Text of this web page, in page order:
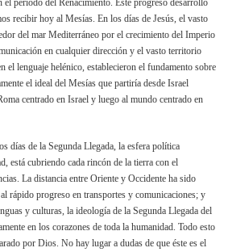
el período del Renacimiento. Este progreso desarrolló
recibir hoy al Mesías. En los días de Jesús, el vasto
del mar Mediterráneo por el crecimiento del Imperio
en cualquier dirección y el vasto territorio
el lenguaje helénico, establecieron el fundamento sobre
el ideal del Mesías que partiría desde Israel
centrado en Israel y luego al mundo centrado en
días de la Segunda Llegada, la esfera política
está cubriendo cada rincón de la tierra con el
La distancia entre Oriente y Occidente ha sido
rápido progreso en transportes y comunicaciones; y
y culturas, la ideología de la Segunda Llegada del
en los corazones de toda la humanidad. Todo esto
por Dios. No hay lugar a dudas de que éste es el